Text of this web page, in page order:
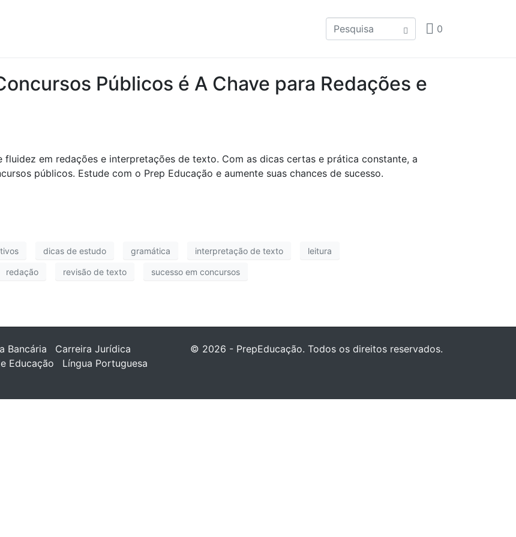
0
Públicos é A Chave para Redações e
em redações e interpretações de texto. Com as dicas certas e prática constante, a
públicos. Estude com o Prep Educação e aumente suas chances de sucesso.
dicas de estudo gramática interpretação de texto leitura
redação revisão de texto sucesso em concursos
Bancária
Carreira Jurídica
Educação
Língua Portuguesa
© 2026 - PrepEducação. Todos os direitos reservados.